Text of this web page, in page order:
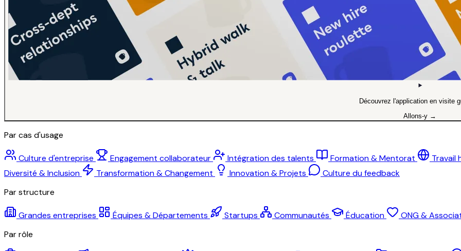
Découvrez l'application en visite
Allons-y →
Par cas d'usage
Culture d'entreprise Engagement collaborateur Intégration des talents Formation & Mentorat
Travail
Diversité & Inclusion
Transformation & Changement Innovation & Projets
Culture du feedback
Par structure
Grandes entreprises Équipes & Départements Startups Communautés Éducation
ONG &
Par rôle